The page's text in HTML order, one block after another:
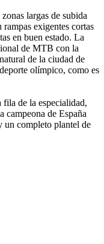
largas de subida
exigentes cortas
en buen estado. La
de MTB con la
de la ciudad de
olímpico, como es
fila de la especialidad,
de España
un completo plantel de